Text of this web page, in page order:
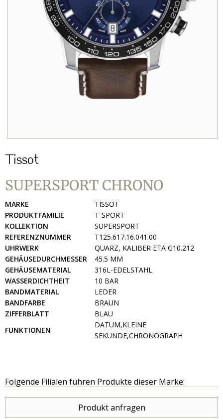
Tissot
SUPERSPORT CHRONO
MARKE
TISSOT
PRODUKTFAMILIE
T-SPORT
KOLLEKTION
SUPERSPORT
REFERENZNUMMER
T125.617.16.041.00
UHRWERK
QUARZ, KALIBER ETA G10.212
GEHÄUSEDURCHMESSER
45.5 MM
GEHÄUSEMATERIAL
316L-EDELSTAHL
WASSERDICHTHEIT
10 BAR
BANDMATERIAL
LEDER
BANDFARBE
BRAUN
ZIFFERBLATT
BLAU
FUNKTIONEN
DATUM,KLEINE
SEKUNDE,CHRONOGRAPH
Folgende Filialen führen Produkte dieser Marke:
Produkt anfragen